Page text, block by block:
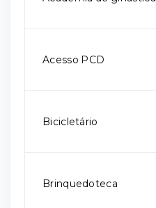
Acesso PCD
Bicicletário
Brinquedoteca